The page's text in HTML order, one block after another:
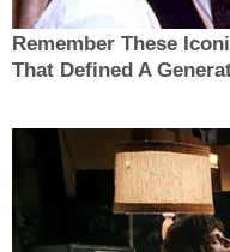
Remember These
That Defined A